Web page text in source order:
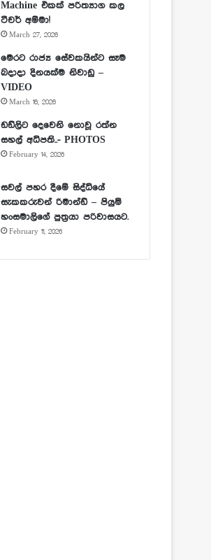
Machine එකක් පරිත්‍යාග කල
ටීචර් අම්මා!
March 27, 2026
මෙරට රාජ්‍ය සේවකයින්ට සෑම
බදාදා දිනයක්ම නිවාඩු –
VIDEO
March 16, 2026
ඩඩ්ලිට දෙවෙනි නොවූ රත්න
සහල් අධිපති..- PHOTOS
February 14, 2026
සවල් පහර දීමේ සිද්ධියේ
සැකකරුවන් රිමාන්ඩ් – පියුමි
හංසමාලිගේ පුත්‍රයා පරිවාසයට.
February 11, 2026